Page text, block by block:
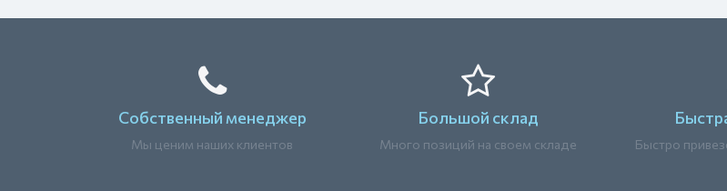
Собственный менеджер
Мы ценим наших клиентов
Большой склад
Много позиций на своем складе Быстро